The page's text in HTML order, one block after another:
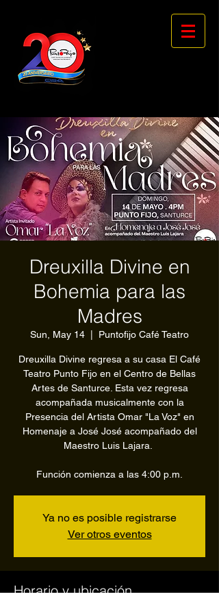
Dreuxilla Divine en
Bohemia para las
Madres
Sun, May 14 Puntofijo Café Teatro
Dreuxilla Divine regresa a su casa El Café
Teatro Punto Fijo en el Centro de Bellas
Artes de Santurce. Esta vez regresa
acompañada musicalmente con la
Presencia del Artista Omar "La Voz" en
Homenaje a José José acompañado del
Maestro Luis Lajara.
Función comienza a las 4:00 p.m.
Ya no es posible registrarse
Ver otros eventos
Horario y ubicación